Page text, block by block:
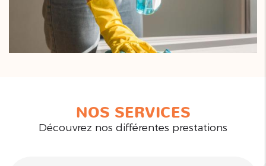
NOS SERVICES
Découvrez nos différentes prestations